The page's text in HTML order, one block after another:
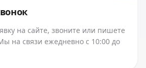
на сайте, звоните или пишете
на связи ежедневно с 10:00 до